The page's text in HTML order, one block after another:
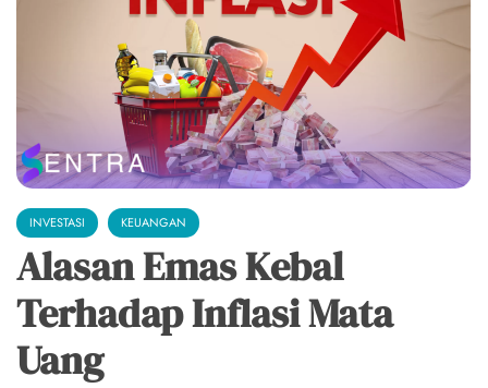
INVESTASI KEUANGAN
Alasan Emas Kebal
Terhadap Inflasi Mata
Uang